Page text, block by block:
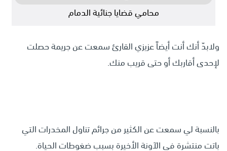
محامي قضايا جنائية الدمام
ولابدّ أنك أنت أيضاً عزيزي القارئ سمعت عن جريمة حصلت
لإحدى أقاربك أو حتى قريب منك.
بالنسبة لي سمعت عن الكثير من جرائم تناول المخدرات التي
باتت منتشرة في الآونة الأخيرة بسبب ضغوطات الحياة.